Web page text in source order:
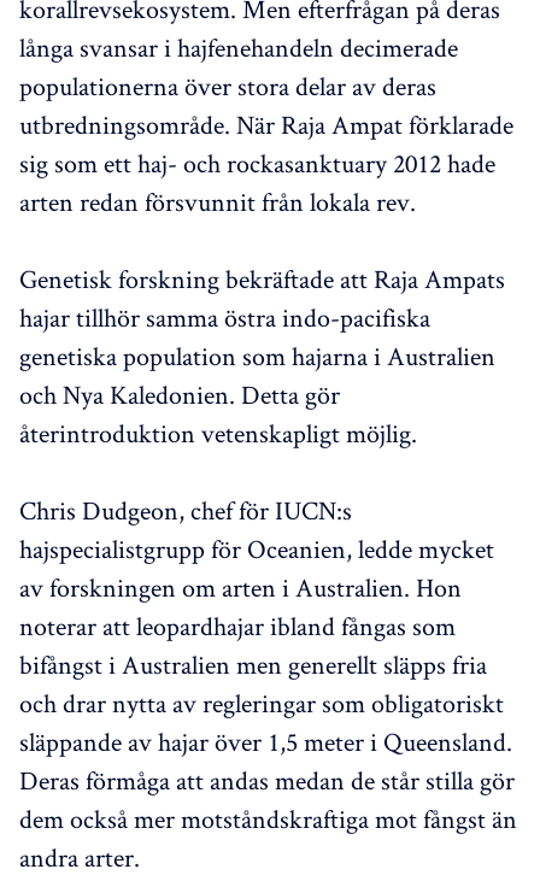
korallrevsekosystem. Men efterfrågan på deras
långa svansar i hajfenehandeln decimerade
populationerna över stora delar av deras
utbredningsområde. När Raja Ampat förklarade
sig som ett haj- och rockasanktuary 2012 hade
arten redan försvunnit från lokala rev.
Genetisk forskning bekräftade att Raja Ampats
hajar tillhör samma östra indo-pacifiska
genetiska population som hajarna i Australien
och Nya Kaledonien. Detta gör
återintroduktion vetenskapligt möjlig.
Chris Dudgeon, chef för IUCN:s
hajspecialistgrupp för Oceanien, ledde mycket
av forskningen om arten i Australien. Hon
noterar att leopardhajar ibland fångas som
bifångst i Australien men generellt släpps fria
och drar nytta av regleringar som obligatoriskt
släppande av hajar över 1,5 meter i Queensland.
Deras förmåga att andas medan de står stilla gör
dem också mer motståndskraftiga mot fångst än
andra arter.